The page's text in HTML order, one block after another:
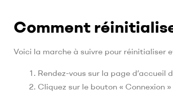
Comment
Voici la marche à suivre pour réinitialiser
Rendez-vous sur la page d’accueil
Cliquez sur le bouton « Connexion